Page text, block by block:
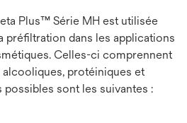
Plus™ Série MH est utilisée
préfiltration dans les applications
Celles-ci comprennent
protéiniques et
possibles sont les suivantes :